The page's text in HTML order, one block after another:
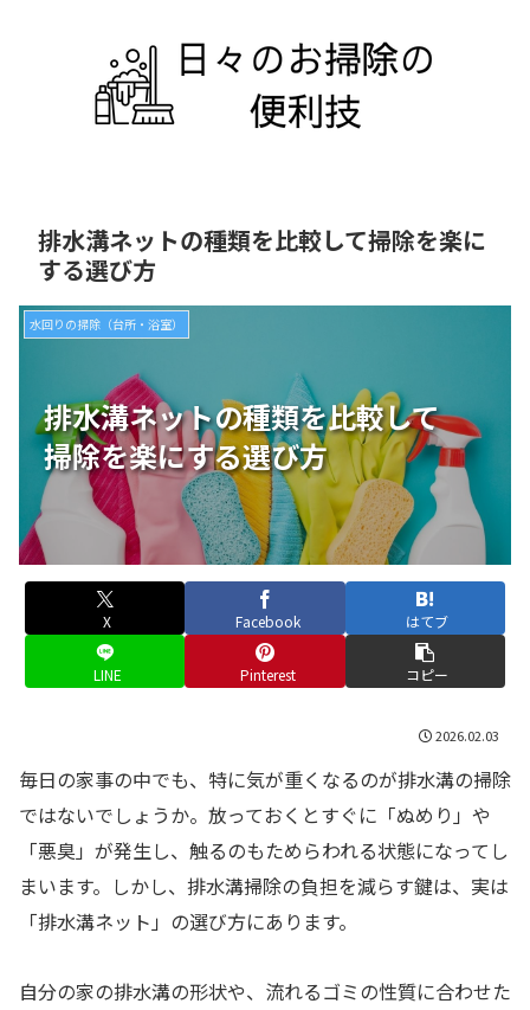
排水溝ネットの種類を比較して掃除を楽に
する選び方
排水溝ネットの種類を比較して
掃除を楽にする選び方
水回りの掃除（台所・浴室）
X Facebook はてブ
LINE Pinterest コピー
2026.02.03
毎日の家事の中でも、特に気が重くなるのが排水溝の掃除
ではないでしょうか。放っておくとすぐに「ぬめり」や
「悪臭」が発生し、触るのもためらわれる状態になってし
まいます。しかし、排水溝掃除の負担を減らす鍵は、実は
「排水溝ネット」の選び方にあります。
自分の家の排水溝の形状や、流れるゴミの性質に合わせた